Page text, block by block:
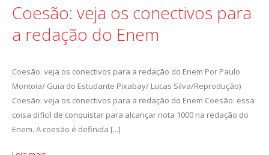
Coesão: veja os conectivos para
a redação do Enem
Coesão: veja os conectivos para a redação do Enem Por Paulo
Montoia/ Guia do Estudante Pixabay/ Lucas Silva/Reprodução)
Coesão: veja os conectivos para a redação do Enem Coesão: essa
coisa difícil de conquistar para alcançar nota 1000 na redação do
Enem. A coesão é definida [...]